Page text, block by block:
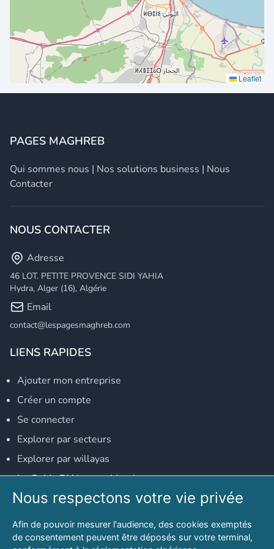
Leaflet
PAGES MAGHREB
Qui sommes nous | Nos solutions business | Nous
Contacter
NOUS CONTACTER
Adresse
46 LOT. PETITE PROVENCE SIDI YAHIA
Hydra, Alger (16), Algérie
Email
contact@lespagesmaghreb.com
LIENS RAPIDES
Ajouter mon entreprise
Créer un compte
Se connecter
Explorer par secteurs
Explorer par willayas
Le Guide D'Alger, guide-alger.com
NOS RÉSEAUX SOCIAUX
Notre page Facebook
Nous respectons votre vie privée
Afin de pouvoir mesurer l'audience, des cookies exemptés
de consentement peuvent être déposés sur votre terminal,